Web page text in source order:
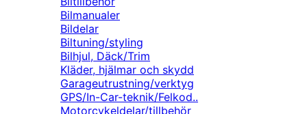
Bilmanualer
Bildelar
Biltuning/styling
Bilhjul, Däck/Trim
Kläder, hjälmar och skydd
Garageutrustning/verktyg
GPS/In-Car-teknik/Felkod..
Motorcykeldelar/tillbehör